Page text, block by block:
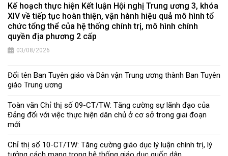
Kế hoạch thực hiện Kết luận Hội nghị Trung ương 3, khóa
XIV về tiếp tục hoàn thiện, vận hành hiệu quả mô hình tổ
chức tổng thể của hệ thống chính trị, mô hình chính
quyền địa phương 2 cấp
03/08/2026
Đổi tên Ban Tuyên giáo và Dân vận Trung ương thành Ban Tuyên
giáo Trung ương
Toàn văn Chỉ thị số 09-CT/TW: Tăng cường sự lãnh đạo của
Đảng đối với việc thực hiện dân chủ ở cơ sở trong giai đoạn
mới
Chỉ thị số 10-CT/TW: Tăng cường giáo dục lý luận chính trị, lý